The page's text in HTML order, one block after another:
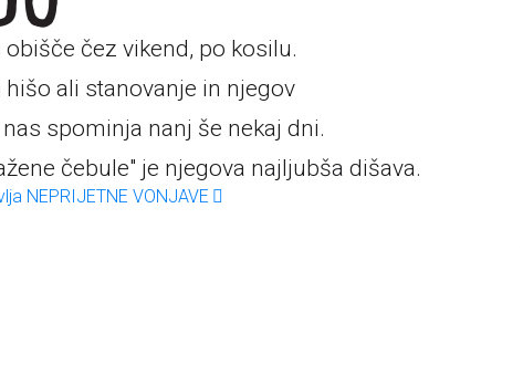
čez vikend, po kosilu.
hišo ali stanovanje in njegov
spominja nanj še nekaj dni.
čebule" je njegova najljubša dišava.
NEPRIJETNE VONJAVE